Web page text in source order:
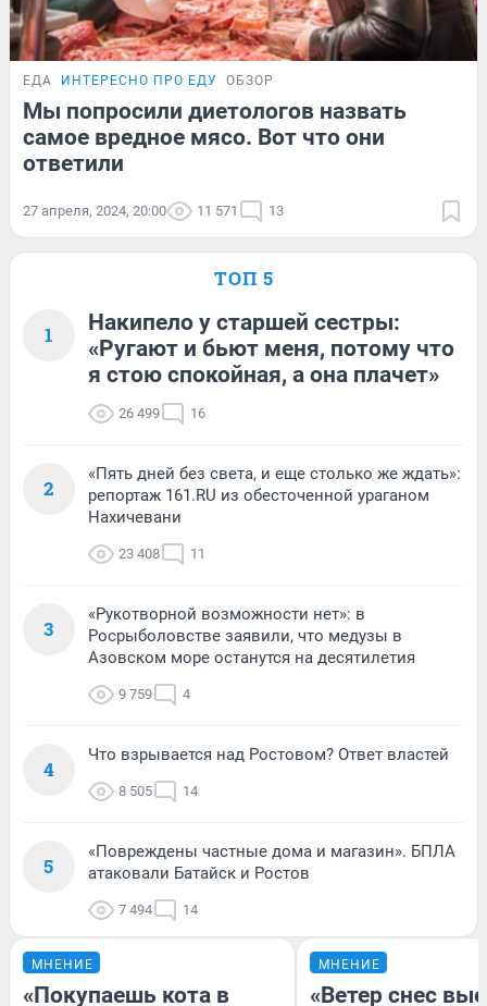
ЕДА ИНТЕРЕСНО ПРО ЕДУ ОБЗОР
Мы попросили диетологов назвать
самое вредное мясо. Вот что они
ответили
27 апреля, 2024, 20:00 11 571 13
ТОП 5
1
Накипело у старшей сестры:
«Ругают и бьют меня, потому что
я стою спокойная, а она плачет»
26 499 16
2
«Пять дней без света, и еще столько же ждать»:
репортаж 161.RU из обесточенной ураганом
Нахичевани
23 408 11
3
«Рукотворной возможности нет»: в
Росрыболовстве заявили, что медузы в
Азовском море останутся на десятилетия
9 759 4
4
Что взрывается над Ростовом? Ответ властей
8 505 14
5
«Повреждены частные дома и магазин». БПЛА
атаковали Батайск и Ростов
7 494 14
МНЕНИЕ
«Покупаешь кота в
МНЕНИЕ
«Ветер снес